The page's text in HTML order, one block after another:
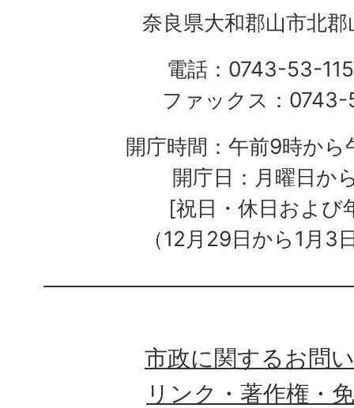
奈良県大和郡山市北
電話：0743-53-
ファックス：
開庁時間：午前9時か
開庁日：月曜日か
[祝日・休日および
（12月29日から1月3
市政に関するお問
リンク・著作権・